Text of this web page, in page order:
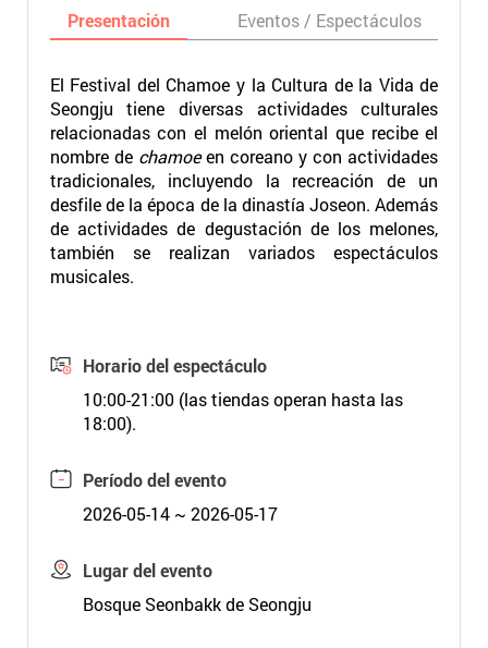
Presentación Eventos / Espectáculos
El Festival del Chamoe y la Cultura de la Vida de
Seongju tiene diversas actividades culturales
relacionadas con el melón oriental que recibe el
nombre de chamoeen coreano y con actividades
tradicionales, incluyendo la recreación de un
desfile de la época de la dinastía Joseon. Además
de actividades de degustación de los melones,
también se realizan variados espectáculos
musicales.
Horario del espectáculo
10:00-21:00 (las tiendas operan hasta las
18:00).
Período del evento
2026-05-14 ~ 2026-05-17
Lugar del evento
Bosque Seonbakk de Seongju